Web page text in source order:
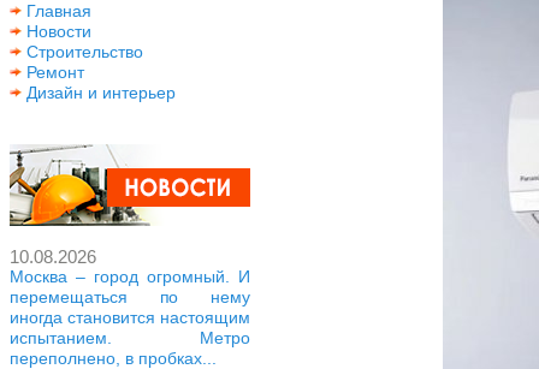
Главная
Новости
Строительство
Ремонт
Дизайн и интерьер
10.08.2026
Москва – город огромный. И
перемещаться по нему
иногда становится настоящим
испытанием. Метро
переполнено, в пробках...